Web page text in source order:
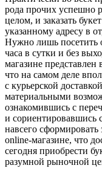
рода прочих успешно
целом, и заказать
указанному адресу в
Нужно лишь посетить
часа в сутки и без
магазине
что на самом деле
с курьерской
материальными
ознакомившись с
и сориентировавшись
навсего сформировать
online-магазине, что
сегодня приобрести
разумной рыночной